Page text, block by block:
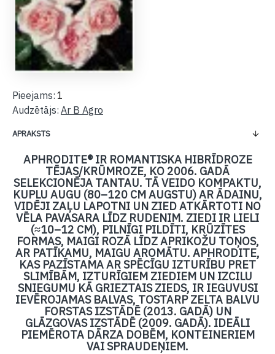
APRAKSTS
APHRODITE® IR ROMANTISKA HIBRĪDROZE
TĒJAS/KRŪMROZE, KO 2006. GADĀ
SELEKCIONĒJA TANTAU. TĀ VEIDO KOMPAKTU,
KUPLU AUGU (80–120 CM AUGSTU) AR ĀDAINU,
VIDĒJI ZAĻU LAPOTNI UN ZIED ATKĀRTOTI NO
VĒLA PAVASARA LĪDZ RUDENIM. ZIEDI IR LIELI
(≈10–12 CM), PILNĪGI PILDĪTI, KRŪZĪTES
FORMAS, MAIGI ROZĀ LĪDZ APRIKOŽU TOŅOS,
AR PATĪKAMU, MAIGU AROMĀTU. APHRODITE,
KAS PAZĪSTAMA AR SPĒCĪGU IZTURĪBU PRET
SLIMĪBĀM, IZTURĪGIEM ZIEDIEM UN IZCILU
SNIEGUMU KĀ GRIEZTAIS ZIEDS, IR IEGUVUSI
IEVĒROJAMAS BALVAS, TOSTARP ZELTA BALVU
FORSTAS IZSTĀDĒ (2013. GADĀ) UN
GLĀZGOVAS IZSTĀDĒ (2009. GADĀ). IDEĀLI
PIEMĒROTA DĀRZA DOBĒM, KONTEINERIEM
VAI SPRAUDEŅIEM.
Pieejams: 1
Audzētājs: Ar B Agro